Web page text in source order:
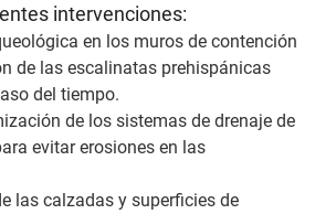
intervenciones:
en los muros de contención
de las escalinatas prehispánicas
del tiempo.
de los sistemas de drenaje de
evitar erosiones en las
las calzadas y superficies de